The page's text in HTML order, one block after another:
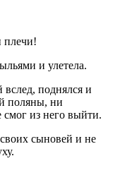
плечи!
и улетела.
поднялся и
поляны, ни
смог из него выйти.
сыновей и не